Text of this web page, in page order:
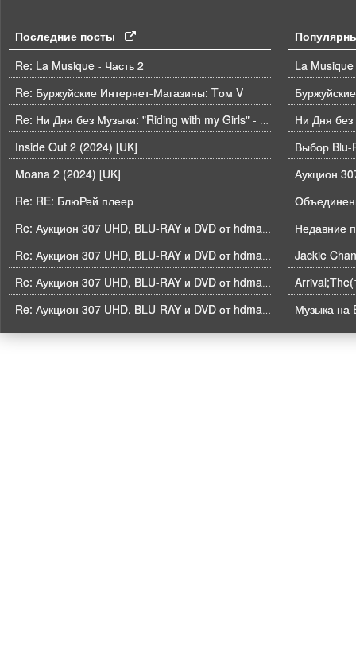
Последние посты
Re: La Musique - Часть 2
Re: Буржуйские Интернет-Магазины: Tом V
Inside Out 2 (2024) [UK]
Moana 2 (2024) [UK]
Re: RE: БлюРей плеер
La
Ни Дня
Выбор Blu-
Недавние
Музыка на